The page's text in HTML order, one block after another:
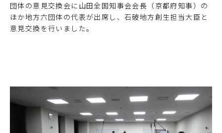
団体の意見交換会に山田全国知事会会長（京都府知事）の
ほか地方六団体の代表が出席し、石破地方創生担当大臣と
意見交換を行いました。